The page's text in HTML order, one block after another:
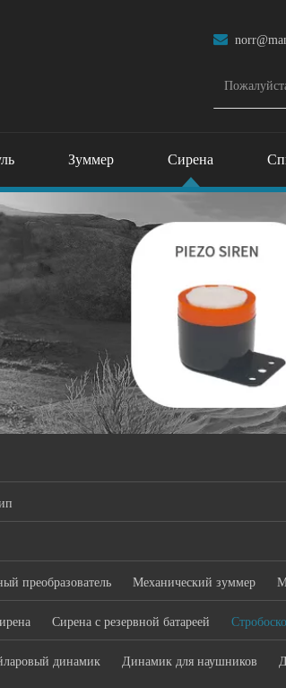

Зуммер Сирена
преобразователь Механический зуммер
Сирена с резервной батареей
динамик Динамик для наушников